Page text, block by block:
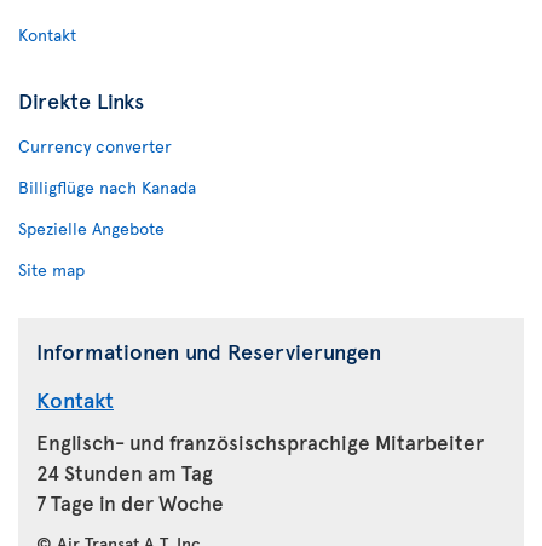
Kontakt
Direkte Links
Currency converter
Billigflüge nach Kanada
Spezielle Angebote
Site map
Informationen und Reservierungen
Kontakt
Englisch- und französischsprachige Mitarbeiter
24 Stunden am Tag
7 Tage in der Woche